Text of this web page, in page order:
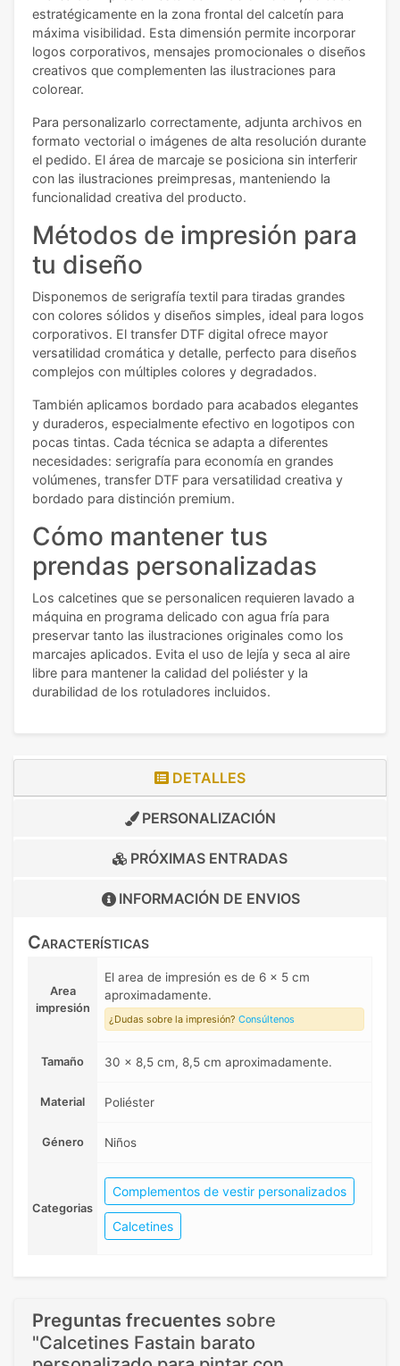
estratégicamente en la zona frontal del calcetín para
máxima visibilidad. Esta dimensión permite incorporar
logos corporativos, mensajes promocionales o diseños
creativos que complementen las ilustraciones para
colorear.
Para personalizarlo correctamente, adjunta archivos en
formato vectorial o imágenes de alta resolución durante
el pedido. El área de marcaje se posiciona sin interferir
con las ilustraciones preimpresas, manteniendo la
funcionalidad creativa del producto.
Métodos de impresión para
tu diseño
Disponemos de serigrafía textil para tiradas grandes
con colores sólidos y diseños simples, ideal para logos
corporativos. El transfer DTF digital ofrece mayor
versatilidad cromática y detalle, perfecto para diseños
complejos con múltiples colores y degradados.
También aplicamos bordado para acabados elegantes
y duraderos, especialmente efectivo en logotipos con
pocas tintas. Cada técnica se adapta a diferentes
necesidades: serigrafía para economía en grandes
volúmenes, transfer DTF para versatilidad creativa y
bordado para distinción premium.
Cómo mantener tus
prendas personalizadas
Los calcetines que se personalicen requieren lavado a
máquina en programa delicado con agua fría para
preservar tanto las ilustraciones originales como los
marcajes aplicados. Evita el uso de lejía y seca al aire
libre para mantener la calidad del poliéster y la
durabilidad de los rotuladores incluidos.
DETALLES
PERSONALIZACIÓN
PRÓXIMAS ENTRADAS
INFORMACIÓN DE ENVIOS
Características
Area
impresión
El area de impresión es de 6 x 5 cm
aproximadamente.
¿Dudas sobre la impresión? Consúltenos
Tamaño 30 x 8,5 cm, 8,5 cm aproximadamente.
Material Poliéster
Género Niños
Categorias
Complementos de vestir personalizados
Calcetines
Preguntas frecuentes sobre
"Calcetines Fastain barato